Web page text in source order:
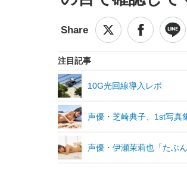
注目記事
10G光回線導入レポ
声優・芝崎典子、1st写真
声優・伊瀬茉莉也「たぶ